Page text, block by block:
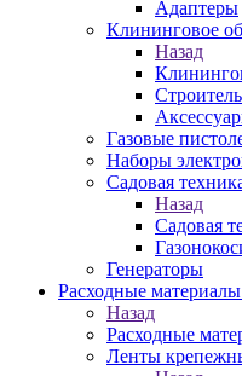
Адаптеры
Клининговое
Назад
Газовые
Наборы
Садовая
Назад
Садовая
Генераторы
Расходные материалы
Назад
Расходные
Ленты